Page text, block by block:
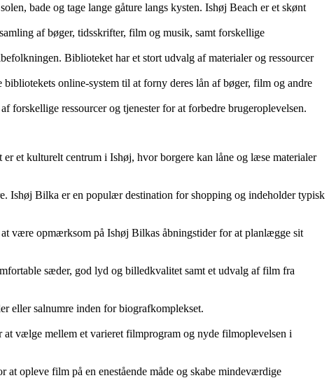
bade og tage lange gåture langs kysten. Ishøj Beach er et skønt
af bøger, tidsskrifter, film og musik, samt forskellige
Biblioteket har et stort udvalg af materialer og ressourcer
online-system til at forny deres lån af bøger, film og andre
ressourcer og tjenester for at forbedre brugeroplevelsen.
et kulturelt centrum i Ishøj, hvor borgere kan låne og læse materialer
Ishøj Bilka er en populær destination for shopping og indeholder typisk
være opmærksom på Ishøj Bilkas åbningstider for at planlægge sit
sæder, god lyd og billedkvalitet samt et udvalg af film fra
eller salnumre inden for biografkomplekset.
vælge mellem et varieret filmprogram og nyde filmoplevelsen i
opleve film på en enestående måde og skabe mindeværdige